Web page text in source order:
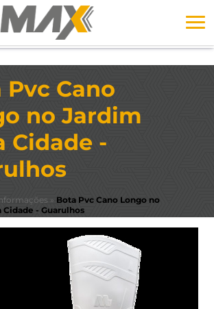
Pvc Cano
no Jardim
Cidade -
» Bota Pvc Cano Longo no
Cidade - Guarulhos